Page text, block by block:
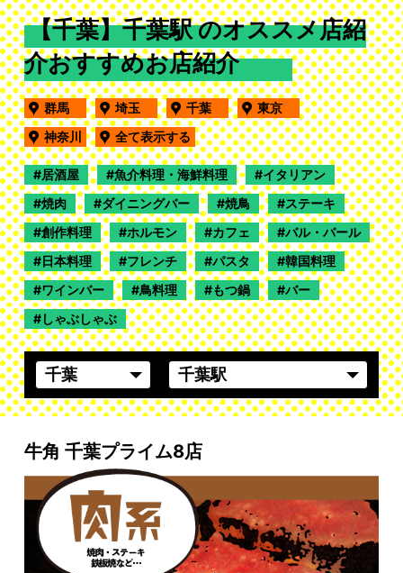
【千葉】千葉駅 のオススメ店紹
介おすすめお店紹介
群馬 埼玉 千葉
東京
神奈川
全て表示する
居酒屋 魚介料理・海鮮料理
イタリアン
焼肉
ダイニングバー 焼鳥
ステーキ
創作料理
ホルモン カフェ
バル・バール
日本料理
フレンチ パスタ
韓国料理
ワインバー
鳥料理 もつ鍋
バー
しゃぶしゃぶ
牛角 千葉プライム8店